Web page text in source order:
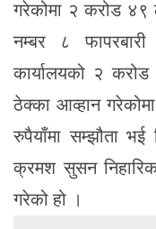
गरेकोमा २ करोड ४९
नम्बर ८
कार्यालयको २
ठेक्का आव्हान
रुपैयाँमा सम्झौता
क्रमश सुसन
गरेको हो ।